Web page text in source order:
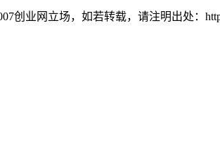
创业网立场，如若转载，请注明出处：